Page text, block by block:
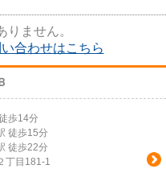
りません。
合わせはこちら
歩14分
徒歩15分
徒歩22分
丁目181-1